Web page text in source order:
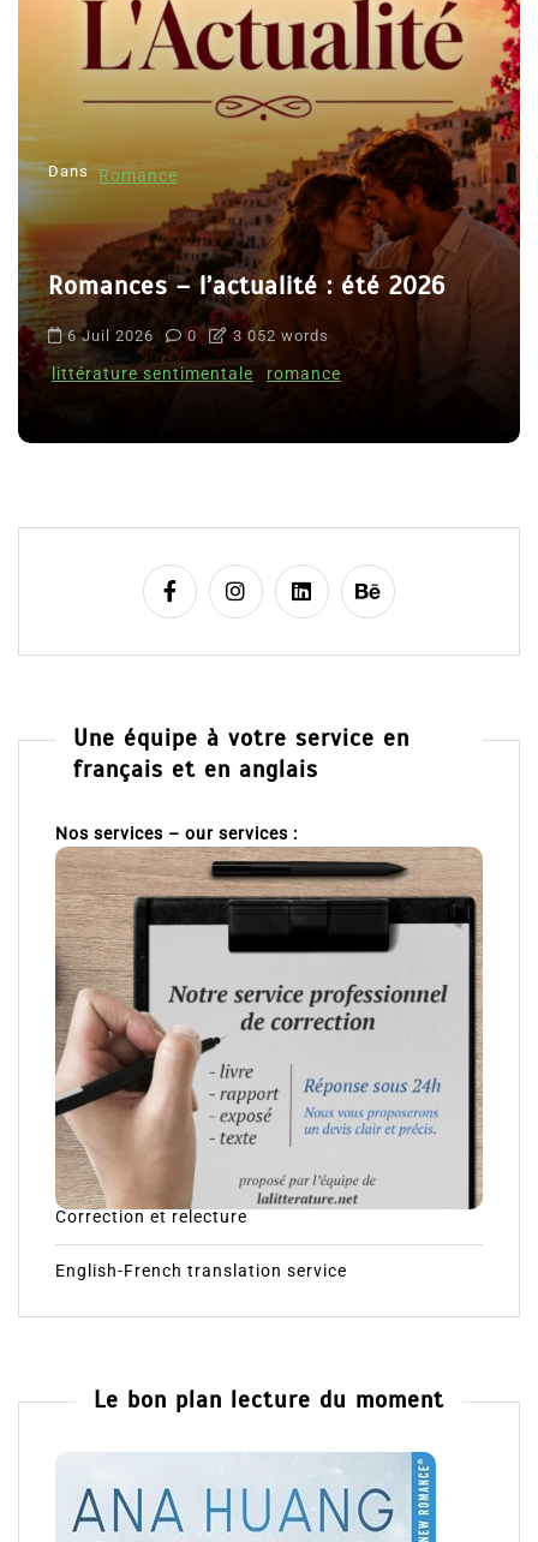
Dans Romance
Romances – l’actualité : été 2026
6 Juil 2026 0 3 052 words
littérature sentimentale romance
Une équipe à votre service en
français et en anglais
Nos services – our services :
Correction et relecture
English-French translation service
Le bon plan lecture du moment